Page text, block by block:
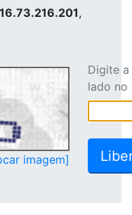
,
imagem]
Digite
lado no